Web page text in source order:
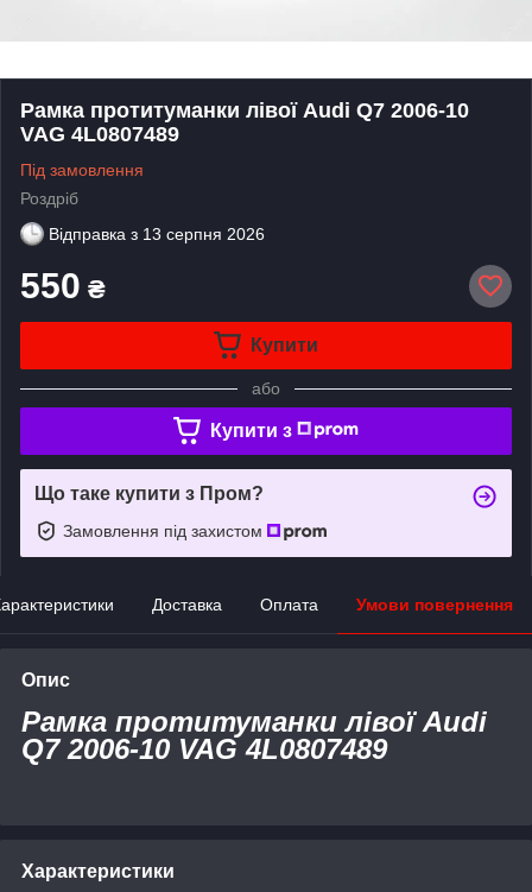
Рамка протитуманки лівої Audi Q7 2006-10
VAG 4L0807489
Під замовлення
Роздріб
Відправка з 13 серпня 2026
550 ₴
Купити
або
Купити з
Що таке купити з Пром?
Замовлення під захистом
Доставка Оплата Умови повернення
Опис
Рамка протитуманки лівої Audi
Q7 2006-10 VAG 4L0807489
Характеристики